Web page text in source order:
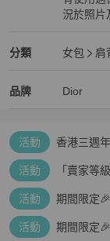
💳 支援 零卡分期付
⚠️ 注意事項：二手商
況於照片
分類
Dior女包 分類資訊
女包
肩
品牌
Dior精品 女包品牌介紹
Dior
Dior推薦清單
活動
香港三週
活動 「賣家等
活動 期間限定
活動 期間限定